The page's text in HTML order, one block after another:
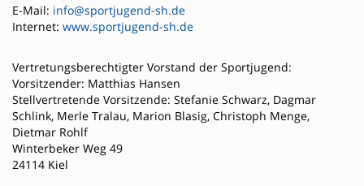
E-Mail: info@sportjugend-sh.de
Internet: www.sportjugend-sh.de
Vertretungsberechtigter Vorstand der Sportjugend:
Vorsitzender: Matthias Hansen
Stellvertretende Vorsitzende: Stefanie Schwarz, Dagmar
Schlink, Merle Tralau, Marion Blasig, Christoph Menge,
Dietmar Rohlf
Winterbeker Weg 49
24114 Kiel